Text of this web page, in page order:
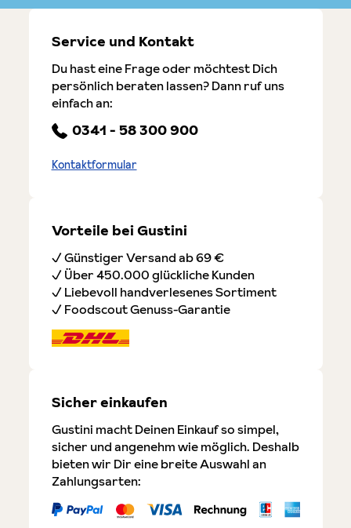
Service und Kontakt
Du hast eine Frage oder möchtest Dich
persönlich beraten lassen? Dann ruf uns
einfach an:
0341 - 58 300 900
Kontaktformular
Vorteile bei Gustini
✓ Günstiger Versand ab 69 €
✓ Über 450.000 glückliche Kunden
✓ Liebevoll handverlesenes Sortiment
✓ Foodscout Genuss-Garantie
Sicher einkaufen
Gustini macht Deinen Einkauf so simpel,
sicher und angenehm wie möglich. Deshalb
bieten wir Dir eine breite Auswahl an
Zahlungsarten: